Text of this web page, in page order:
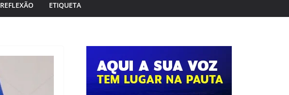
REFLEXÃO ETIQUETA